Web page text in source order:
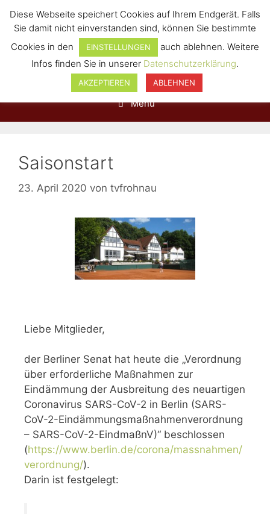
Menü
Saisonstart
23. April 2020 von tvfrohnau
Liebe Mitglieder,
der Berliner Senat hat heute die „Verordnung
über erforderliche Maßnahmen zur
Eindämmung der Ausbreitung des neuartigen
Coronavirus SARS-CoV-2 in Berlin (SARS-
CoV-2-Eindämmungsmaßnahmenverordnung
– SARS-CoV-2-EindmaßnV)“ beschlossen
(https://www.berlin.de/corona/massnahmen/
verordnung/).
Darin ist festgelegt:
Diese Webseite speichert Cookies auf Ihrem Endgerät. Falls
Sie damit nicht einverstanden sind, können Sie bestimmte
Cookies in den
EINSTELLUNGEN
auch ablehnen. Weitere
Infos finden Sie in unserer Datenschutzerklärung.
AKZEPTIEREN ABLEHNEN